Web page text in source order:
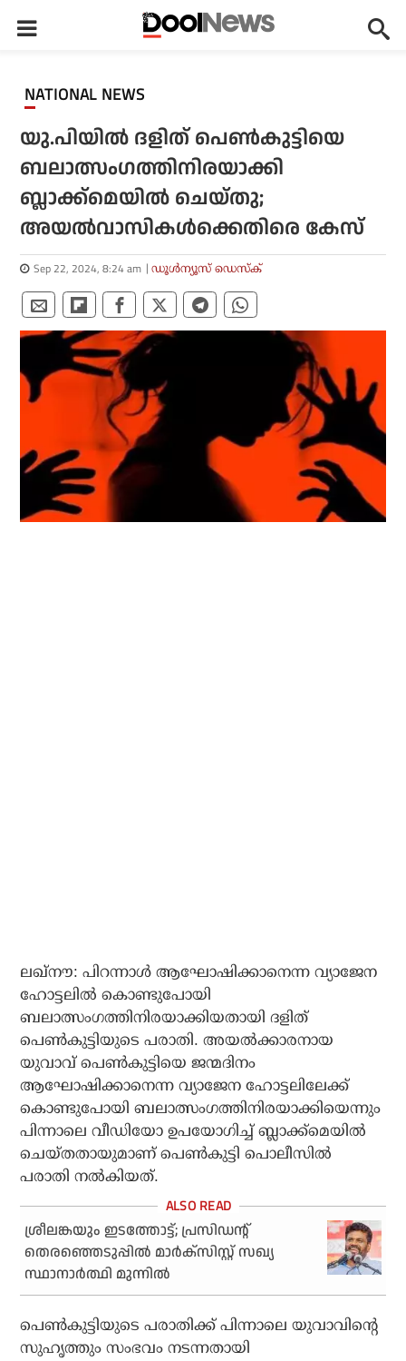
NATIONAL NEWS
യു.പിയില്‍ ദളിത് പെണ്‍കുട്ടിയെ
ബലാത്സംഗത്തിനിരയാക്കി
ബ്ലാക്ക്‌മെയില്‍ ചെയ്തു;
അയല്‍വാസികള്‍ക്കെതിരെ കേസ്
Sep 22, 2024, 8:24 am ഡൂള്‍ന്യൂസ് ഡെസ്‌ക്
ലഖ്‌നൗ: പിറന്നാള്‍ ആഘോഷിക്കാനെന്ന വ്യാജേന
ഹോട്ടലില്‍ കൊണ്ടുപോയി
ബലാത്സംഗത്തിനിരയാക്കിയതായി ദളിത്
പെണ്‍കുട്ടിയുടെ പരാതി. അയല്‍ക്കാരനായ
യുവാവ് പെണ്‍കുട്ടിയെ ജന്മദിനം
ആഘോഷിക്കാനെന്ന വ്യാജേന ഹോട്ടലിലേക്ക്
കൊണ്ടുപോയി ബലാത്സംഗത്തിനിരയാക്കിയെന്നും
പിന്നാലെ വീഡിയോ ഉപയോഗിച്ച് ബ്ലാക്ക്‌മെയില്‍
ചെയ്തതായുമാണ് പെണ്‍കുട്ടി പൊലീസില്‍
പരാതി നല്‍കിയത്.
ശ്രീലങ്കയും ഇടത്തോട്ട്; പ്രസിഡന്റ്
തെരഞ്ഞെടുപ്പില്‍ മാര്‍ക്‌സിസ്റ്റ് സഖ്യ
സ്ഥാനാര്‍ത്ഥി മുന്നില്‍
പെണ്‍കുട്ടിയുടെ പരാതിക്ക് പിന്നാലെ യുവാവിന്റെ
സുഹൃത്തും സംഭവം നടന്നതായി